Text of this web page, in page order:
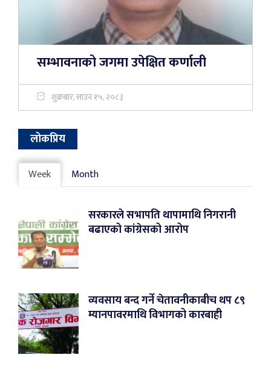
सम्भावनाको जगमा उपेक्षित कर्णाली
शुक्रबार, साउन १५, २०८३
लोकप्रिय
Week Month
सरकारले सभापति थापामाथि निगरानी
बढाएको कांग्रेसको आरोप
व्यवसाय बन्द गर्ने चेतावनीकाबीच थप ८९
म्यानपावरमाथि विभागको कारबाही